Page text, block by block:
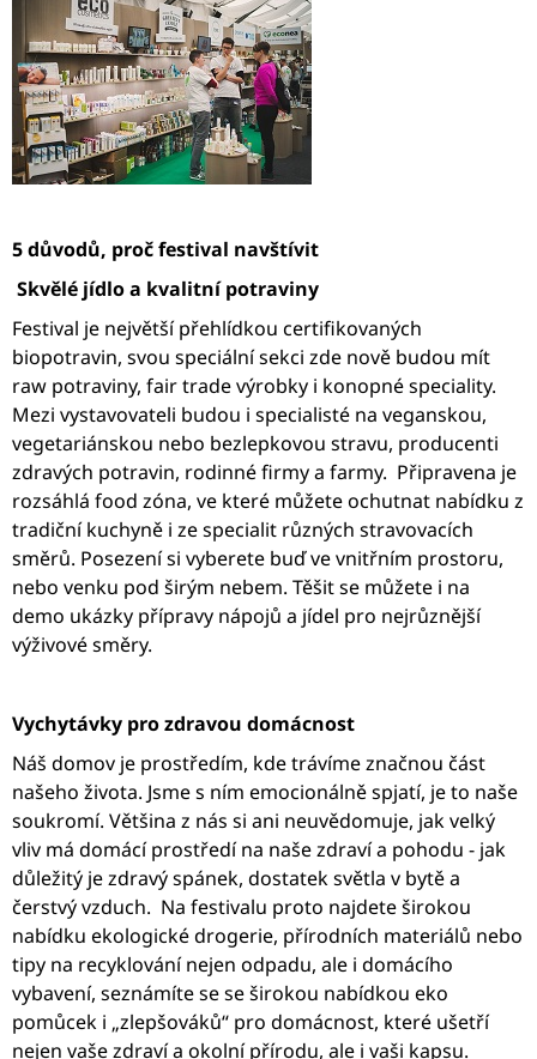
5 důvodů, proč festival navštívit
Skvělé jídlo a kvalitní potraviny
Festival je největší přehlídkou certifikovaných
biopotravin, svou speciální sekci zde nově budou mít
raw potraviny, fair trade výrobky i konopné speciality.
Mezi vystavovateli budou i specialisté na veganskou,
vegetariánskou nebo bezlepkovou stravu, producenti
zdravých potravin, rodinné firmy a farmy. Připravena je
rozsáhlá food zóna, ve které můžete ochutnat nabídku z
tradiční kuchyně i ze specialit různých stravovacích
směrů. Posezení si vyberete buď ve vnitřním prostoru,
nebo venku pod širým nebem. Těšit se můžete i na
demo ukázky přípravy nápojů a jídel pro nejrůznější
výživové směry.
Vychytávky pro zdravou domácnost
Náš domov je prostředím, kde trávíme značnou část
našeho života. Jsme s ním emocionálně spjatí, je to naše
soukromí. Většina z nás si ani neuvědomuje, jak velký
vliv má domácí prostředí na naše zdraví a pohodu - jak
důležitý je zdravý spánek, dostatek světla v bytě a
čerstvý vzduch. Na festivalu proto najdete širokou
nabídku ekologické drogerie, přírodních materiálů nebo
tipy na recyklování nejen odpadu, ale i domácího
vybavení, seznámíte se se širokou nabídkou eko
pomůcek i „zlepšováků“ pro domácnost, které ušetří
nejen vaše zdraví a okolní přírodu, ale i vaši kapsu.
E
M
E
BIO
MORINGA
Z
TENERIFE,
G
3
050
Kč